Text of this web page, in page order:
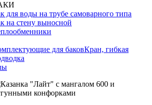
для воды на трубе самоварного типа
на стену выносной
для баковКран, гибкая